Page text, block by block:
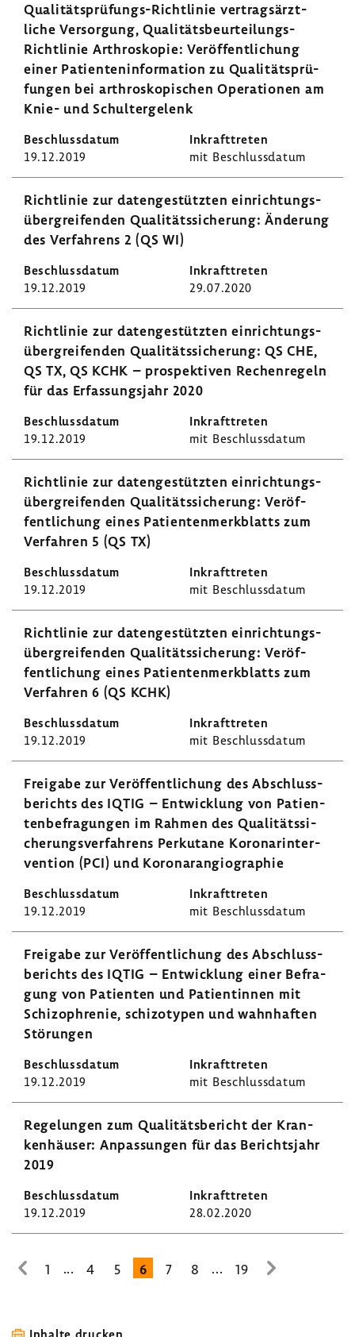
Qualitätsprüfungs-​Richtlinie vertrags­ärzt­
liche Versor­gung, Qualitätsbeurteilungs-​
Richtlinie Arthro­skopie: Veröf­fent­li­chung
einer Pati­en­ten­in­for­ma­tion zu Quali­täts­prü­
fungen bei arthro­sko­pi­schen Opera­tionen am
Knie- und Schul­ter­ge­lenk
19.12.2019 mit Beschluss­datum
Richt­linie zur daten­ge­stützten einrich­tungs­
über­grei­fenden Quali­täts­si­che­rung: Ände­rung
des Verfah­rens 2 (QS WI)
19.12.2019 29.07.2020
Richt­linie zur daten­ge­stützten einrich­tungs­
über­grei­fenden Quali­täts­si­che­rung: QS CHE,
QS TX, QS KCHK – prospek­tiven Rechen­re­geln
für das Erfas­sungs­jahr 2020
19.12.2019 mit Beschluss­datum
Richt­linie zur daten­ge­stützten einrich­tungs­
über­grei­fenden Quali­täts­si­che­rung: Veröf­
fent­li­chung eines Pati­en­ten­merk­blatts zum
Verfahren 5 (QS TX)
19.12.2019 mit Beschluss­datum
Richt­linie zur daten­ge­stützten einrich­tungs­
über­grei­fenden Quali­täts­si­che­rung: Veröf­
fent­li­chung eines Pati­en­ten­merk­blatts zum
Verfahren 6 (QS KCHK)
19.12.2019 mit Beschluss­datum
Frei­gabe zur Veröf­fent­li­chung des Abschluss­
be­richts des IQTIG – Entwick­lung von Pati­en­
ten­be­fra­gungen im Rahmen des Quali­täts­si­
che­rungs­ver­fah­rens Perku­tane Koro­nar­in­ter­
ven­tion (PCI) und Koro­na­r­an­gio­gra­phie
19.12.2019 mit Beschluss­datum
Frei­gabe zur Veröf­fent­li­chung des Abschluss­
be­richts des IQTIG – Entwick­lung einer Befra­
gung von Pati­enten und Pati­en­tinnen mit
Schi­zo­phrenie, schi­zo­typen und wahn­haften
Störungen
19.12.2019 mit Beschluss­datum
Rege­lungen zum Quali­täts­be­richt der Kran­
ken­häuser: Anpas­sungen für das Berichts­jahr
2019
19.12.2019 28.02.2020
zur
Seite
1 ... 4 5 6 7 8 ... 19
zur
Inhalte drucken